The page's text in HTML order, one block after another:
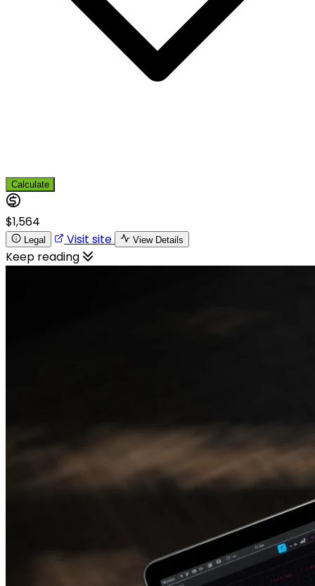
Calculate
$1,564
Legal Visit site View Details
Keep reading